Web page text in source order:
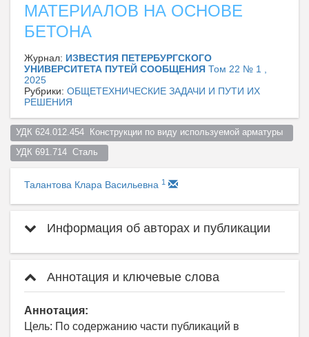
МАТЕРИАЛОВ НА ОСНОВЕ
БЕТОНА
Журнал: ИЗВЕСТИЯ ПЕТЕРБУРГСКОГО
УНИВЕРСИТЕТА ПУТЕЙ СООБЩЕНИЯ Том 22 № 1 ,
2025
Рубрики: ОБЩЕТЕХНИЧЕСКИЕ ЗАДАЧИ И ПУТИ ИХ
РЕШЕНИЯ
УДК 624.012.454  Конструкции по виду используемой арматуры
УДК 691.714  Сталь
Талантова Клара Васильевна 1
Информация об авторах и публикации
Аннотация и ключевые слова
Аннотация:
Цель: По содержанию части публикаций в